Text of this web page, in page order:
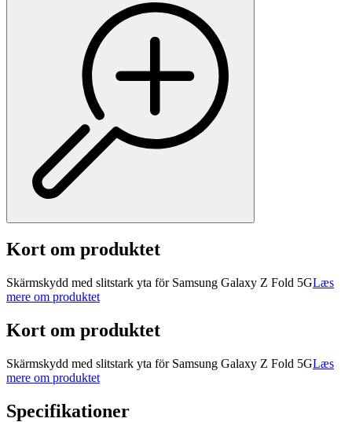
Kort om produktet
Skärmskydd med slitstark yta för Samsung Galaxy Z Fold 5GLæs
mere om produktet
Kort om produktet
Skärmskydd med slitstark yta för Samsung Galaxy Z Fold 5GLæs
mere om produktet
Specifikationer